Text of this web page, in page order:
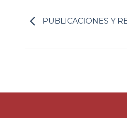
PUBLICACIONES Y